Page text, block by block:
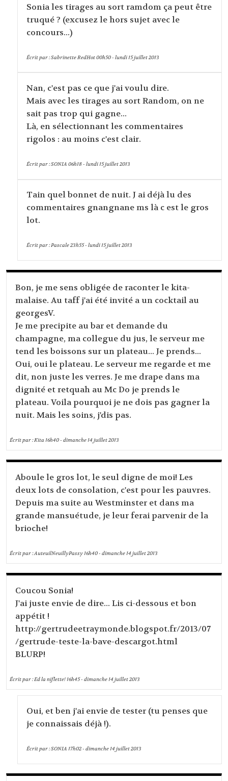
Sonia les tirages au sort ramdom ça peut être
truqué ? (excusez le hors sujet avec le
concours...)
Écrit par :Sabrinette RedHot00h50- lundi 15juillet 2013
Nan, c'est pas ce que j'ai voulu dire.
Mais avec les tirages au sort Random, on ne
sait pas trop qui gagne...
Là, en sélectionnant les commentaires
rigolos : au moins c'est clair.
Écrit par :SONIA 06h18- lundi 15juillet 2013
Tain quel bonnet de nuit. J ai déjà lu des
commentaires gnangnane ms là c est le gros
lot.
Écrit par :Pascale23h55- lundi 15juillet 2013
Bon, je me sens obligée de raconter le kita-
malaise. Au taff j'ai été invité a un cocktail au
georgesV.
Je me precipite au bar et demande du
champagne, ma collegue du jus, le serveur me
tend les boissons sur un plateau... Je prends...
Oui, oui le plateau. Le serveur me regarde et me
dit, non juste les verres. Je me drape dans ma
dignité et retquah au Mc Do je prends le
plateau. Voila pourquoi je ne dois pas gagner la
nuit. Mais les soins, j'dis pas.
Écrit par :Kita 16h40-dimanche 14juillet 2013
Aboule le gros lot, le seul digne de moi! Les
deux lots de consolation, c'est pour les pauvres.
Depuis ma suite au Westminster et dans ma
grande mansuétude, je leur ferai parvenir de la
brioche!
Écrit par :AuteuilNeuillyPassy16h40-dimanche 14juillet 2013
Coucou Sonia!
J'ai juste envie de dire... Lis ci-dessous et bon
appétit !
http://gertrudeetraymonde.blogspot.fr/2013/07
/gertrude-teste-la-bave-descargot.html
BLURP!
Écrit par :Ed la niflette!16h45-dimanche 14juillet 2013
Oui, et ben j'ai envie de tester (tu penses que
je connaissais déjà !).
Écrit par :SONIA 17h02- dimanche 14juillet 2013